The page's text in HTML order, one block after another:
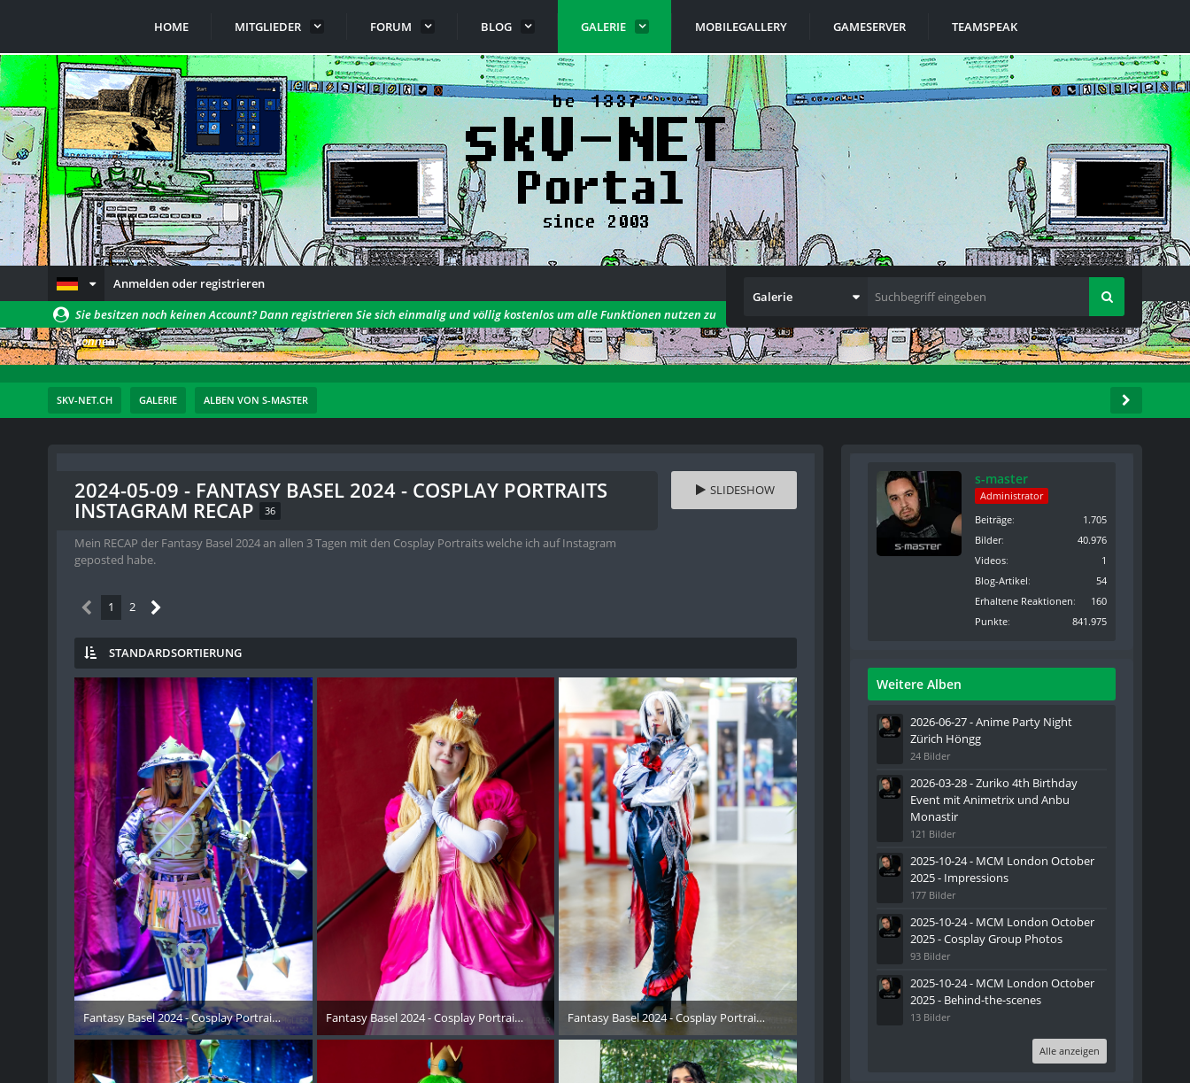
HOME MITGLIEDER FORUM BLOG GALERIE MOBILEGALLERY GAMESERVER TEAMSPEAK
Anmelden oder registrieren
Galerie
Sie besitzen noch keinen Account? Dann registrieren Sie sich einmalig und völlig kostenlos um alle Funktionen nutzen zu
können!
SKV-NET.CH GALERIE ALBEN VON S-MASTER
2024-05-09 - FANTASY BASEL 2024 - COSPLAY PORTRAITS
INSTAGRAM RECAP 36
Mein RECAP der Fantasy Basel 2024 an allen 3 Tagen mit den Cosplay Portraits welche ich auf Instagram
geposted habe.
SLIDESHOW
1 2
STANDARDSORTIERUNG
Fantasy Basel 2024 - Cosplay Portraits Instagram RECAP - 001
15. Mai 2024
Fantasy Basel 2024 - Cosplay Portraits Instagram RECAP - 011
15. Mai 2024
Fantasy Basel 2024 - Cosplay Portraits Instagram RECAP - 021
15. Mai 2024
s-master
Administrator
Beiträge
1.705
Bilder
40.976
Videos
1
Blog-Artikel
54
Erhaltene Reaktionen
160
Punkte
841.975
Weitere Alben
2026-06-27 - Anime Party Night
Zürich Höngg
24 Bilder
2026-03-28 - Zuriko 4th Birthday
Event mit Animetrix und Anbu
Monastir
121 Bilder
2025-10-24 - MCM London October
2025 - Impressions
177 Bilder
2025-10-24 - MCM London October
2025 - Cosplay Group Photos
93 Bilder
2025-10-24 - MCM London October
2025 - Behind-the-scenes
13 Bilder
Alle anzeigen